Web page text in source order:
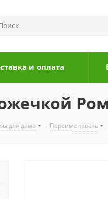
и оплата
для дома - Переименовать